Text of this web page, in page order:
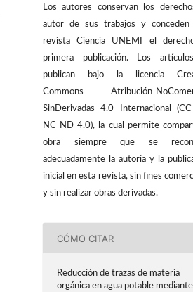
Los autores conservan los
autor de sus trabajos y
revista Ciencia UNEMI el
primera publicación. Los
publican bajo la licencia
Commons Atribución-
SinDerivadas 4.0 Internacional
NC-ND 4.0), la cual permite
obra siempre que se
adecuadamente la autoría y la
inicial en esta revista, sin fines
y sin realizar obras derivadas.
CÓMO CITAR
Reducción de trazas de materia
orgánica en agua potable mediante